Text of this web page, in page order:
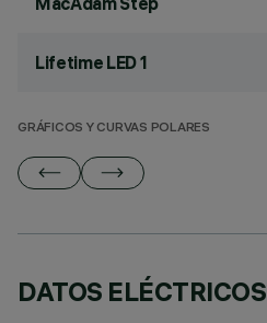
Lifetime LED 1
GRÁFICOS Y CURVAS POLARES
DATOS ELÉCTRICOS